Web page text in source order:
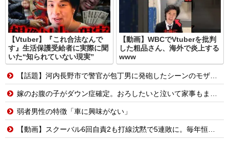
【Vtuber】『これ合法なんで
す』生活保護受給者に実際に聞
いた“知られていない現実”
【動画】WBCでVtuberを批判
した粗品さん、海外で炎上する
www
【話題】河内長野市で警官が包丁男に発砲したシーンのモザ無し映像が公開される。
嫁のお腹の子がダウン症確定。おろしたいと泣いて家事もまともにしない。命を粗末にするなと叱ったら「なら貴方が会社辞めて専業主夫になって全部面倒見て。誓約書書いて」
弱者男性の特徴「車に興味がない」
【動画】スクーバル6回自責2も打線沈黙で5連敗に。毎年恒例の苦しい時期に入るドジャースファン